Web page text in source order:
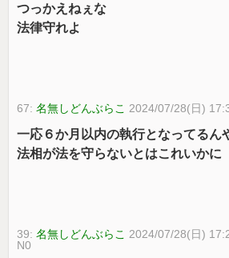
つっかえねぇな
法律守れよ
67:名無しどんぶらこ 2024/07/28(日)
一応６か月以内の執行となってるん
法相が法を守らないとはこれいかに
39:名無しどんぶらこ 2024/07/28(日)
N0